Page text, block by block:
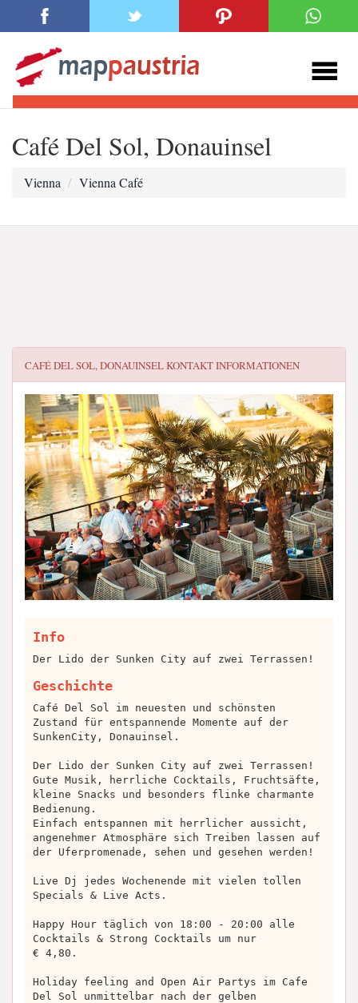
Café Del Sol, Donauinsel
Vienna Vienna Café
CAFÉ DEL SOL, DONAUINSELKONTAKT INFORMATIONEN
Info
Der Lido der Sunken City auf zwei Terrassen!
Geschichte
Café Del Sol im neuesten und schönsten
Zustand für entspannende Momente auf der
SunkenCity, Donauinsel.
Der Lido der Sunken City auf zwei Terrassen!
Gute Musik, herrliche Cocktails, Fruchtsäfte,
kleine Snacks und besonders flinke charmante
Bedienung.
Einfach entspannen mit herrlicher aussicht,
angenehmer Atmosphäre sich Treiben lassen auf
der Uferpromenade, sehen und gesehen werden!
Live Dj jedes Wochenende mit vielen tollen
Specials & Live Acts.
Happy Hour täglich von 18:00 - 20:00 alle
Cocktails & Strong Cocktails um nur
€ 4,80.
Holiday feeling and Open Air Partys im Cafe
Del Sol unmittelbar nach der gelben